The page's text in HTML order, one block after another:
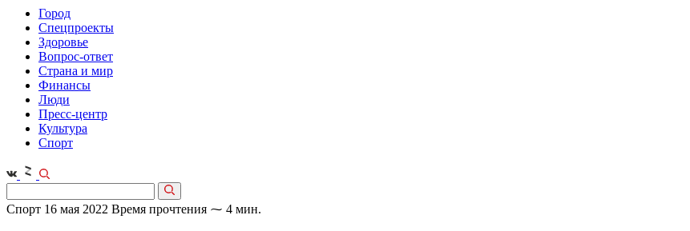
Город
Спецпроекты
Здоровье
Вопрос-ответ
Страна и мир
Финансы
Люди
Пресс-центр
Культура
Спорт
Спорт 16 мая 2022 Время прочтения ⁓ 4 мин.